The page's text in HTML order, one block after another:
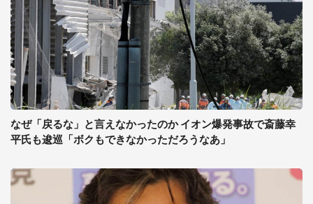
なぜ「戻るな」と言えなかったのか イオン爆発事故で斎藤幸
平氏も逡巡「ボクもできなかっただろうなあ」